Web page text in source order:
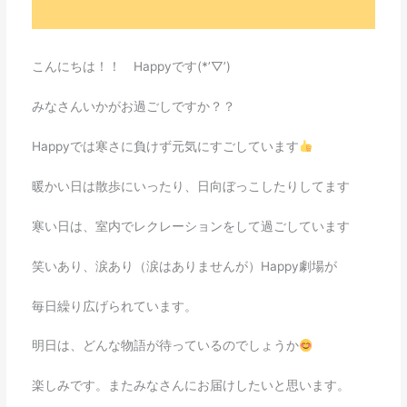
こんにちは！！ Happyです(*’▽’)
みなさんいかがお過ごしですか？？
Happyでは寒さに負けず元気にすごしています
暖かい日は散歩にいったり、日向ぼっこしたりしてます
寒い日は、室内でレクレーションをして過ごしています
笑いあり、涙あり（涙はありませんが）Happy劇場が
毎日繰り広げられています。
明日は、どんな物語が待っているのでしょうか
楽しみです。またみなさんにお届けしたいと思います。